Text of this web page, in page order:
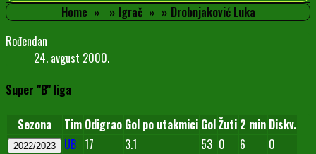
Home Igrač
Drobnjaković Luka
Rođendan
24. avgust 2000.
Super "B" liga
Sezona Tim Odigrao Gol po utakmici GolŽuti 2 min Diskv.
2022/2023 UB 17 3.1 53 0 6 0